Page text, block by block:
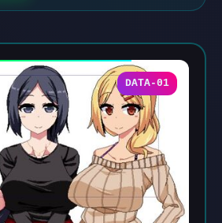
DATA-01